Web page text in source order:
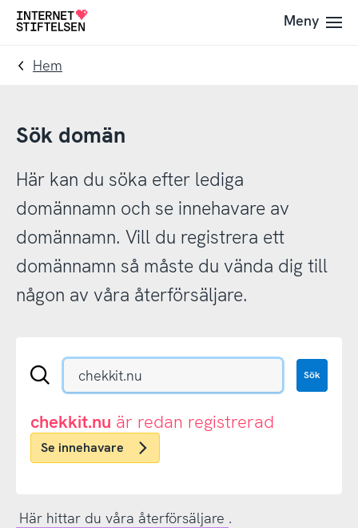
Till
navigering
Till
innehåll
Till
Meny
Hem
Sök domän
Här kan du söka efter lediga
domännamn och se innehavare av
domännamn. Vill du registrera ett
domännamn så måste du vända dig till
någon av våra återförsäljare.
Sök
eller
.nu-
domän
Sök
chekkit.nu är redan registrerad
Se innehavare
Här hittar du våra återförsäljare .